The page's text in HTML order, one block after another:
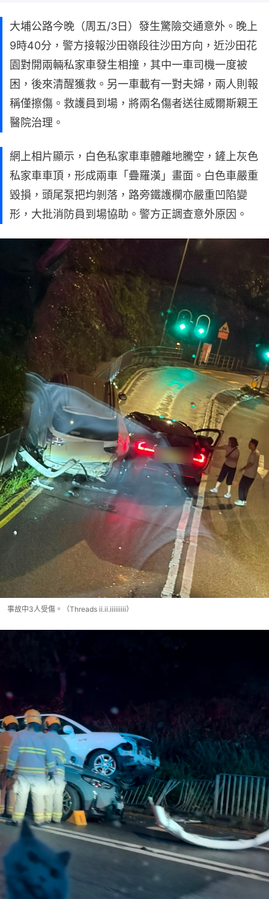
大埔公路今晚（周五/3日）發生驚險交通意外。晚上
9時40分，警方接報沙田嶺段往沙田方向，近沙田花
園對開兩輛私家車發生相撞，其中一車司機一度被
困，後來清醒獲救。另一車載有一對夫婦，兩人則報
稱僅擦傷。救護員到場，將兩名傷者送往威爾斯親王
醫院治理。
網上相片顯示，白色私家車車體離地騰空，鏟上灰色
私家車車頂，形成兩車「疊羅漢」畫面。白色車嚴重
毀損，頭尾泵把均剝落，路旁鐵護欄亦嚴重凹陷變
形，大批消防員到場協助。警方正調查意外原因。
事故中3人受傷。（Threads ii.ii.iiiiiiiii）